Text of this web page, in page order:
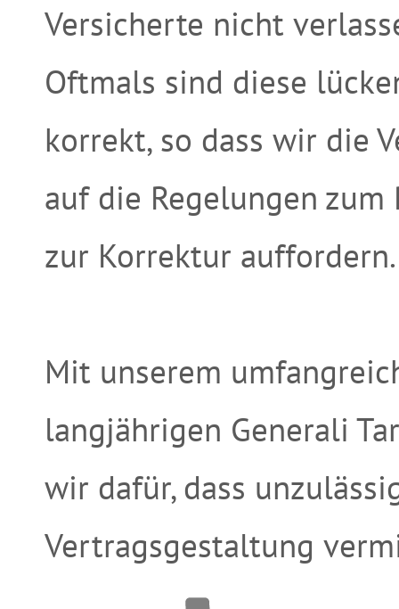
Versicherte nicht
Oftmals sind diese
korrekt, so dass wir die
auf die Regelungen zum
zur Korrektur auffordern.
Mit unserem
langjährigen Generali
wir dafür, dass
Vertragsgestaltung